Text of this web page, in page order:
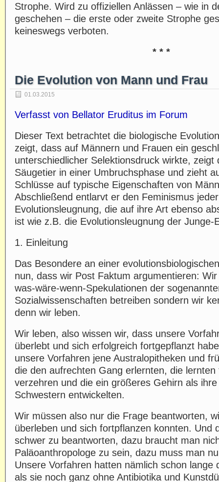
Strophe. Wird zu offiziellen Anlässen – wie in
geschehen – die erste oder zweite Strophe
keineswegs verboten.
* * *
Die Evolution von Mann und Frau
01.03.2015
Verfasst von Bellator Eruditus im Forum
Dieser Text betrachtet die biologische
zeigt, dass auf Männern und Frauen ein
unterschiedlicher Selektionsdruck wirkte, zeigt
Säugetier in einer Umbruchsphase und zieht
Schlüsse auf typische Eigenschaften von
Abschließend entlarvt er den Feminismus
Evolutionsleugnung, die auf ihre Art ebenso
ist wie z.B. die Evolutionsleugnung der Junge-
1. Einleitung
Das Besondere an einer
nun, dass wir Post Faktum argumentieren:
was-wäre-wenn-Spekulationen der
Sozialwissenschaften betreiben sondern wir
denn wir leben.
Wir leben, also wissen wir, dass unsere
überlebt und sich erfolgreich fortgepflanzt
unsere Vorfahren jene Australopitheken und
die den aufrechten Gang erlernten, die
verzehren und die ein größeres Gehirn als
Schwestern entwickelten.
Wir müssen also nur die Frage beantworten,
überleben und sich fortpflanzen konnten. Und
schwer zu beantworten, dazu braucht man
Paläoanthropologe zu sein, dazu muss man
Unsere Vorfahren hatten nämlich schon lange
als sie noch ganz ohne Antibiotika und